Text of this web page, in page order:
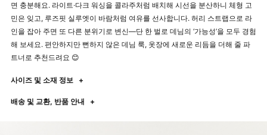
면 충분해요. 라이트·다크 워싱을 콜라주처럼 배치해 시선을 분산하니 체형 고
민은 잊고, 루즈핏 실루엣이 바람처럼 여유를 선사합니다. 허리 스트랩으로 라
인을 잡아 주면 또 다른 분위기로 변신—단 한 벌로 데님의 ‘가능성’을 모두 경험
해 보세요. 편안하지만 뻔하지 않은 데님 룩, 옷장에 새로운 리듬을 더해 줄 파
트너로 추천드려요 😊
사이즈 및 소재 정보 +
배송 및 교환, 반품 안내 +